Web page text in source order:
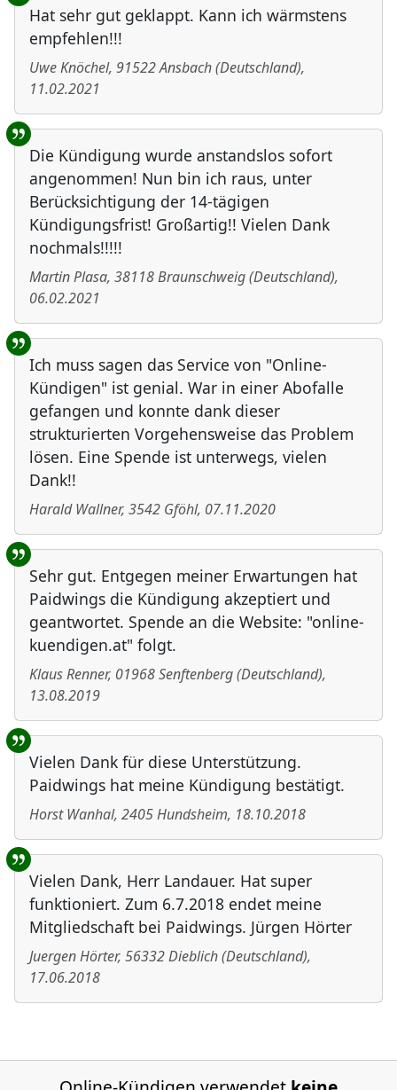
Hat sehr gut geklappt. Kann ich wärmstens
empfehlen!!!
Uwe Knöchel, 91522Ansbach(Deutschland),
11.02.2021
Die Kündigung wurde anstandslos sofort
angenommen! Nun bin ich raus, unter
Berücksichtigung der 14-tägigen
Kündigungsfrist! Großartig!! Vielen Dank
nochmals!!!!!
Martin Plasa, 38118Braunschweig(Deutschland),
06.02.2021
Ich muss sagen das Service von "Online-
Kündigen" ist genial. War in einer Abofalle
gefangen und konnte dank dieser
strukturierten Vorgehensweise das Problem
lösen. Eine Spende ist unterwegs, vielen
Dank!!
Harald Wallner, 3542 Gföhl, 07.11.2020
Sehr gut. Entgegen meiner Erwartungen hat
Paidwings die Kündigung akzeptiert und
geantwortet. Spende an die Website: "online-
kuendigen.at" folgt.
Klaus Renner, 01968Senftenberg(Deutschland),
13.08.2019
Vielen Dank für diese Unterstützung.
Paidwings hat meine Kündigung bestätigt.
Horst Wanhal, 2405Hundsheim, 18.10.2018
Vielen Dank, Herr Landauer. Hat super
funktioniert. Zum 6.7.2018 endet meine
Mitgliedschaft bei Paidwings. Jürgen Hörter
Juergen Hörter, 56332Dieblich(Deutschland),
17.06.2018